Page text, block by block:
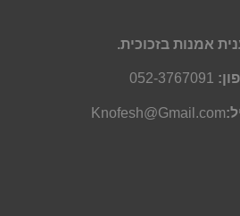
אמנות בזכוכית.
052-3767091
Knofesh@Gmail.com